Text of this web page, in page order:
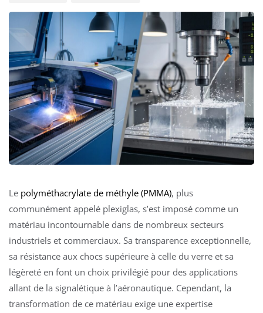
Le polyméthacrylate de méthyle (PMMA), plus
communément appelé plexiglas, s’est imposé comme un
matériau incontournable dans de nombreux secteurs
industriels et commerciaux. Sa transparence exceptionnelle,
sa résistance aux chocs supérieure à celle du verre et sa
légèreté en font un choix privilégié pour des applications
allant de la signalétique à l’aéronautique. Cependant, la
transformation de ce matériau exige une expertise